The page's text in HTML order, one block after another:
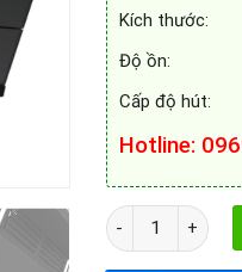
Kích
Độ
Cấp độ
Hotline:
MÁY HÚT MÙI